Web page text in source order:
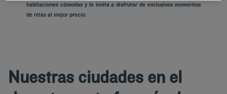
habitaciones cómodas y le invita a disfrutar de exclusivos momentos
de relax al mejor precio.
Nuestras ciudades en el